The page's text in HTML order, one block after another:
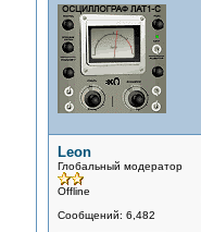
Leon
Глобальный модератор
Offline
Сообщений: 6,482